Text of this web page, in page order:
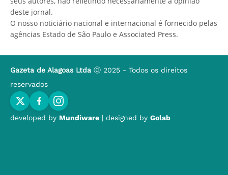
deste jornal.
O nosso noticiário nacional e internacional é fornecido pelas
agências Estado de São Paulo e Associated Press.
Gazeta de Alagoas Ltda Ⓒ 2025 - Todos os direitos
reservados
developed by Mundiware | designed by Golab